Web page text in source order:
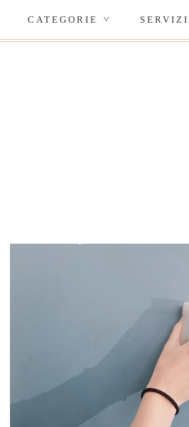
CATEGORIE > SERVIZI